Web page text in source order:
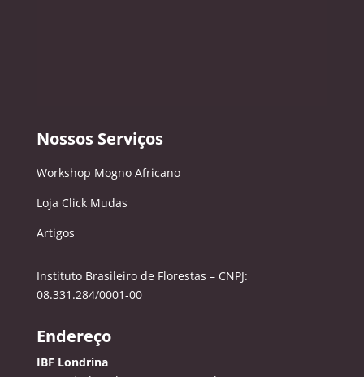
Nossos Serviços
Workshop Mogno Africano
Loja Click Mudas
Artigos
Instituto Brasileiro de Florestas – CNPJ:
08.331.284/0001-00
Endereço
IBF Londrina